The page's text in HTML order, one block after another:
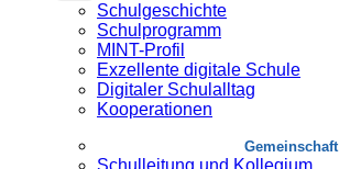
Schulgeschichte
Schulprogramm
MINT-Profil
Exzellente digitale Schule
Digitaler Schulalltag
Kooperationen
Gemeinschaft
Schulleitung und Kollegium